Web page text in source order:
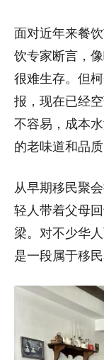
面对近年来餐
饮专家断言，
很难生存。但
报，现在已经
不容易，成本
的老味道和品质
从早期移民聚
轻人带着父母
梁。对不少华
是一段属于移民